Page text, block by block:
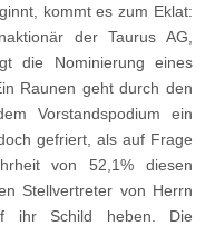
kommt es zum Eklat:
der Taurus AG,
die Nominierung eines
Raunen geht durch den
Vorstandspodium ein
gefriert, als auf Frage
von 52,1% diesen
Stellvertreter von Herrn
ihr Schild heben. Die